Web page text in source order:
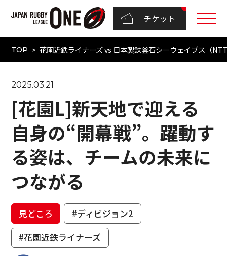
チケット
TOP 花園近鉄ライナーズ vs 日本製鉄釜石シーウェイブス（
2025.03.21
[花園L]新天地で迎える
自身の“開幕戦”。躍動す
る姿は、チームの未来に
つながる
見どころ
#ディビジョン2
#花園近鉄ライナーズ